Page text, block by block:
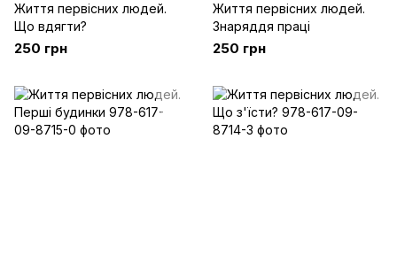
Життя первісних людей.
Що вдягти?
250 грн
Життя первісних людей.
Знаряддя праці
250 грн